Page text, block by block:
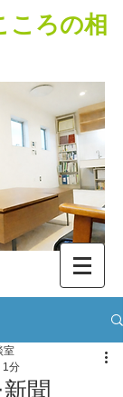
ころの相
新聞
室
1分